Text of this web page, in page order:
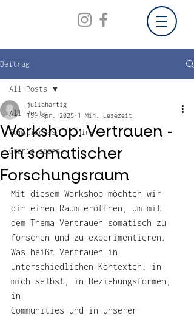
Beitrag
All Posts
Somatisches Training
Cranio sacral
All Posts
Workshop: Vertrauen -
ein somatischer
Forschungsraum
juliahartig
15. Apr. 2025 1 Min. Lesezeit
Mit diesem Workshop möchten wir
dir einen Raum eröffnen, um mit
dem Thema Vertrauen somatisch zu
forschen und zu experimentieren.
Was heißt Vertrauen in
unterschiedlichen Kontexten: in
mich selbst, in Beziehungsformen,
in
Communities und in unserer